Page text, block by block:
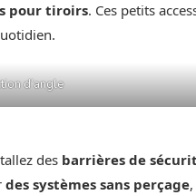
pour tiroirs. Ces petits
d’angle
des barrières de
des systèmes sans perçage